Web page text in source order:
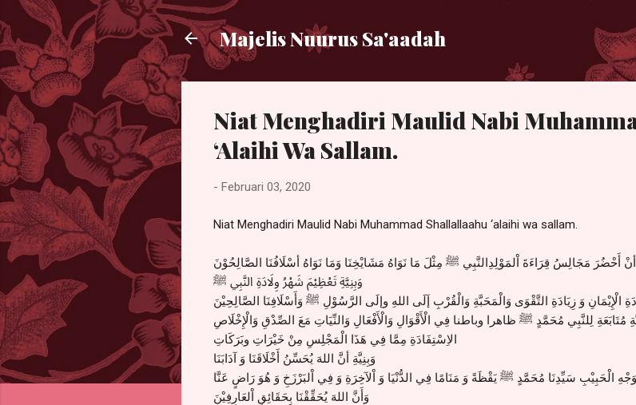
Majelis Nuurus Sa'aadah
Niat Menghadiri Maulid Nabi
‘Alaihi Wa Sallam.
- Februari 03, 2020
Niat Menghadiri Maulid Nabi Muhammad Shallallaahu ‘alaihi wa sallam.
أَحْضُرَ مَجَالِسُ قِرَاءَةَ اْلمَوْلِدِالنَّبِي ﷺ مِثْلَ مَا نَوَاهُ مَشَايْخِنَا وَمَا نَوَاهُ أسْلَافُنَا الصَّالِحُوْنَ
وَبِنِيَّةِ تَعْظِيْمَ شَهْرُ وِلَادَةِ النَّبِي ﷺ
الْإِيْمَانِ وَ زِيَادَةِ التَّقْوَى وَالْمَحَبَّةِ وَالْقُرْبِ إَلَى اللهِ وإلَى الرَّسُوْلِ ﷺ وَأَسْلَافِنَا الصَّالِحِيْنَ
مُتَابَعَةِ لِلنَّبِي مُحَمَّدٍ ﷺ ظاهرا وباطنا فِي الْأَقْوَالِ وَالْأَفْعَالِ وَالنِّيَاتِ مَعَ الصِّدْقِ وَالْإِخْلَاصِ
الاِسْتِفَادَةِ مِمَّا فِي هَذَا الْمَجْلِسِ مِنْ خَيْرَاتِ وبَرَكَاتِ
وَبِنِيَّةِ أنَّ اللهَ يُحَسِّنُ أَخْلَاقَنَا وَ آدَابَنَا
وَجْهِ الْحَبِيْبِ سَيِّدِنَا مُحَمَّدٍ ﷺ يَقْظَةً وَ مَنَامًا فِي الدُّنْيَا وَ اْلآخِرَةِ وَ فِي اْلبَرْزَخِ وَ هُوَ رَاضٍ عَنَّا
وَأَنَّ اللهَ يُحَقِّقْنَا بِحَقَائِقِ اْلعَارِفِيْنَ